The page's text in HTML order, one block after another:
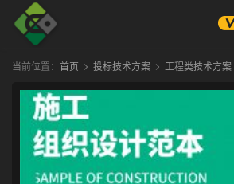
当前位置： 首页 投标技术方案 工程类技术方案